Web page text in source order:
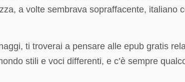
a volte sembrava sopraffacente, italiano
ti troverai a pensare alle epub gratis
stili e voci differenti, e c’è sempre